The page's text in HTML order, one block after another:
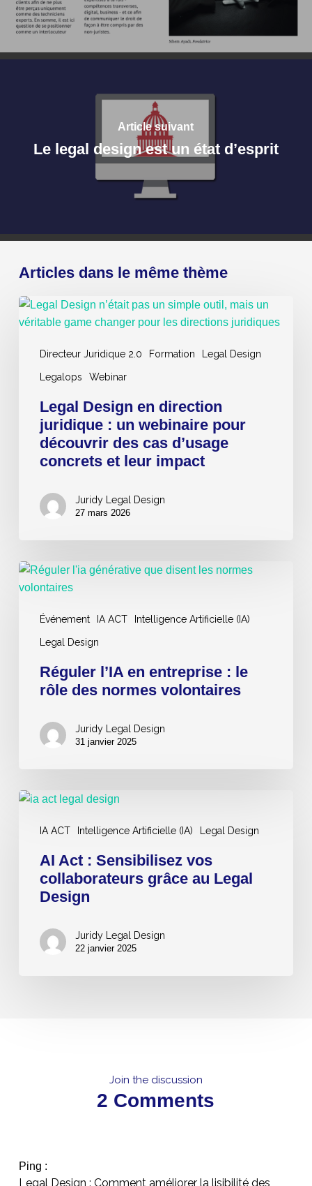
Article suivant
Le legal design est un état d’esprit
Articles dans le même thème
Directeur Juridique 2.0 Formation Legal Design
Legalops Webinar
Legal
Design
direction
juridique
webinaire
découvrir
d’usage
leur
impact
Legal Design en direction
juridique : un webinaire pour
découvrir des cas d’usage
concrets et leur impact
Juridy Legal Design
27 mars 2026
Événement IA ACT Intelligence Artificielle (IA)
Legal Design
Réguler
l’IA
entreprise
volontaires
Réguler l’IA en entreprise : le
rôle des normes volontaires
Juridy Legal Design
31 janvier 2025
IA ACT Intelligence Artificielle (IA) Legal Design
AI
collaborateurs
grâce
Legal
Design
AI Act : Sensibilisez vos
collaborateurs grâce au Legal
Design
Juridy Legal Design
22 janvier 2025
Join the discussion
2 Comments
Ping :
Legal Design : Comment améliorer la lisibilité des